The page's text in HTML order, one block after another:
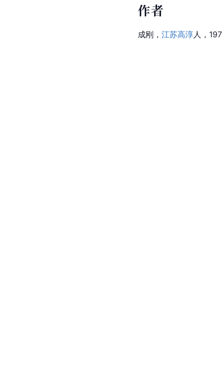
作者
成刚， 江苏高淳人，